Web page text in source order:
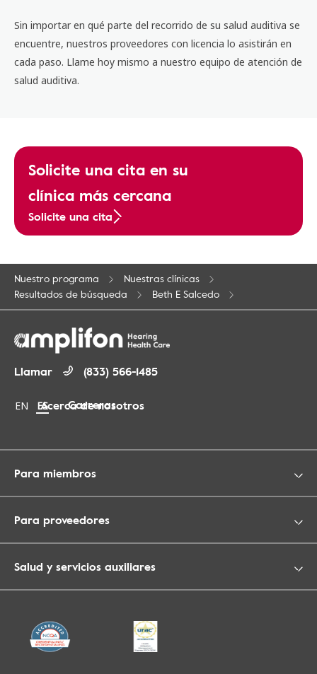
Sin importar en qué parte del recorrido de su salud auditiva se
encuentre, nuestros proveedores con licencia lo asistirán en
cada paso. Llame hoy mismo a nuestro equipo de atención de
salud auditiva.
Solicite una cita en su
clínica más cercana
Solicite una cita
Nuestro programa
Nuestras clínicas
Resultados de búsqueda
Beth E Salcedo
Acerca de nosotros
Carreras
Llamar (833) 566-1485
Change language to English
EN Cambiar idioma a español
ES
Para miembros
Para proveedores
Salud y servicios auxiliares